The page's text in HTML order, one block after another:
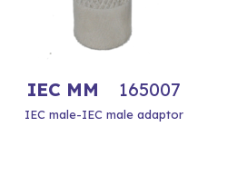
IEC MM 165007
IEC male-IEC male adaptor